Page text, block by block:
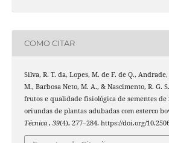
COMO CITAR
Silva, R. T. da, Lopes, M. de F. de Q.,
M., Barbosa Neto, M. A., & Nascimento, R. G.
frutos e qualidade fisiológica de sementes
oriundas de plantas adubadas com esterco
Técnica , 39(4), 277–284. https://doi.org/